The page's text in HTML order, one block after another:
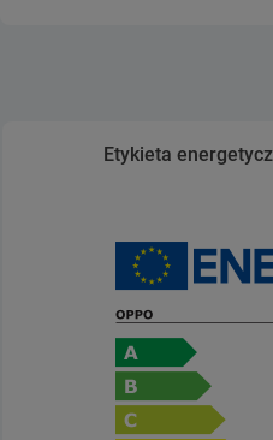
Etykieta
Zwiń sekcję